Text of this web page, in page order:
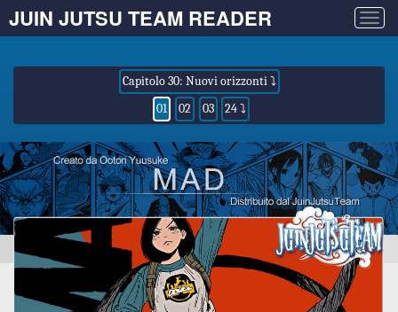
JUIN JUTSU TEAM READER
Capitolo 30: Nuovi orizzonti ⤵
01
02 03 24 ⤵